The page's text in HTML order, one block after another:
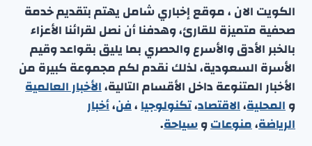
الكويت الان ، موقع إخباري شامل يهتم بتقديم خدمة
صحفية متميزة للقارئ، وهدفنا أن نصل لقرائنا الأعزاء
بالخبر الأدق والأسرع والحصري بما يليق بقواعد وقيم
الأسرة السعودية، لذلك نقدم لكم مجموعة كبيرة من
الأخبار المتنوعة داخل الأقسام التالية،الأخبار العالمية
والمحلية،الاقتصاد،تكنولوجيا،فن،أخبار
الرياضة،منوعاتوسياحة.